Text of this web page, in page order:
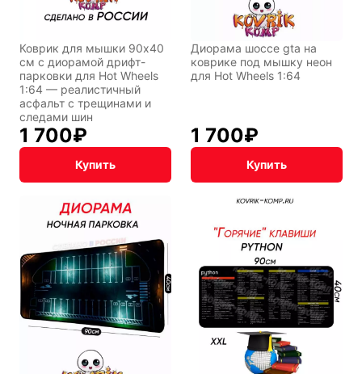
Коврик для мышки 90x40
см с диорамой дрифт-
парковки для Hot Wheels
1:64 — реалистичный
асфальт с трещинами и
следами шин
1 700₽
Купить
Диорама шоссе gta на
коврике под мышку неон
для Hot Wheels 1:64
1 700₽
Купить
Фентези
Мистика
Подарочная
упаковка